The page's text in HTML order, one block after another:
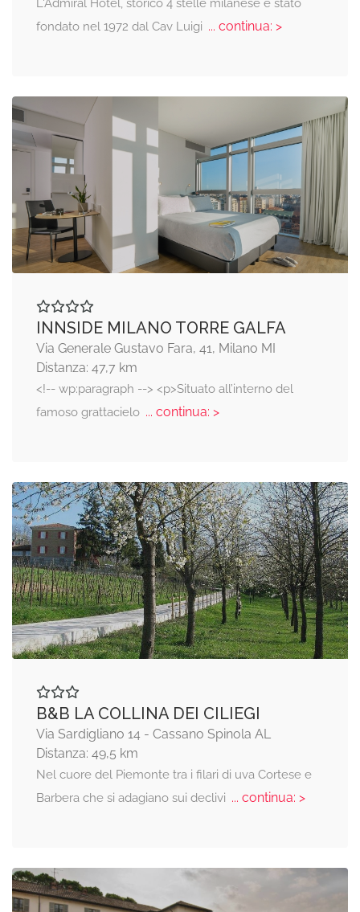
L'Admiral Hotel, storico 4 stelle milanese è stato
fondato nel 1972 dal Cav Luigi ... continua: >
INNSIDE MILANO TORRE GALFA
Via Generale Gustavo Fara, 41, Milano MI
Distanza: 47,7 km
<!-- wp:paragraph --> <p>Situato all’interno del
famoso grattacielo... continua: >
B&B LA COLLINA DEI CILIEGI
Via Sardigliano 14 - Cassano Spinola AL
Distanza: 49,5 km
Nel cuore del Piemonte tra i filari di uva Cortese e
Barbera che si adagiano sui declivi ... continua: >